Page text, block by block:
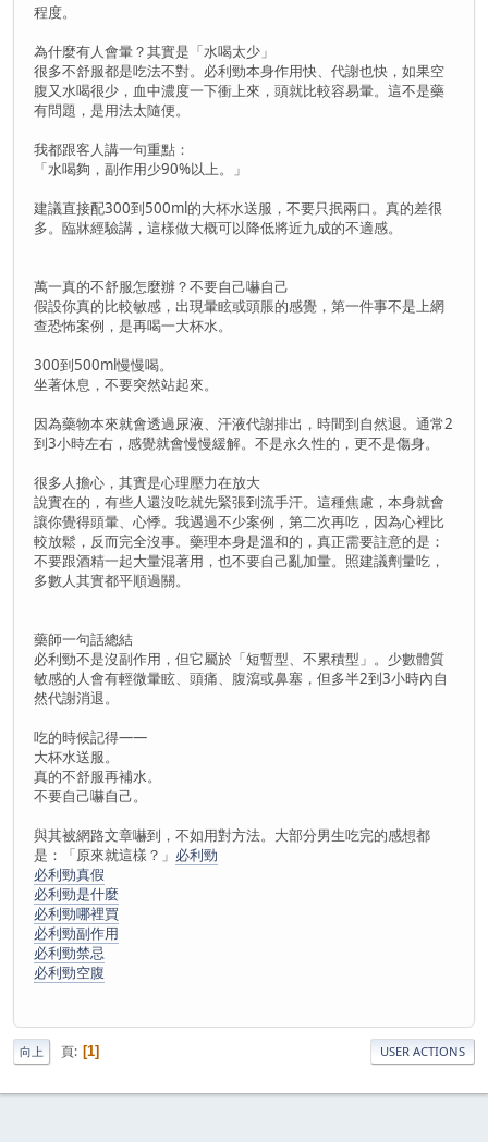
程度。
為什麼有人會暈？其實是「水喝太少」
很多不舒服都是吃法不對。必利勁本身作用快、代謝也快，如果空
腹又水喝很少，血中濃度一下衝上來，頭就比較容易暈。這不是藥
有問題，是用法太隨便。
我都跟客人講一句重點：
「水喝夠，副作用少90%以上。」
建議直接配300到500ml的大杯水送服，不要只抿兩口。真的差很
多。臨牀經驗講，這樣做大概可以降低將近九成的不適感。
萬一真的不舒服怎麼辦？不要自己嚇自己
假設你真的比較敏感，出現暈眩或頭脹的感覺，第一件事不是上網
查恐怖案例，是再喝一大杯水。
300到500ml慢慢喝。
坐著休息，不要突然站起來。
因為藥物本來就會透過尿液、汗液代謝排出，時間到自然退。通常2
到3小時左右，感覺就會慢慢緩解。不是永久性的，更不是傷身。
很多人擔心，其實是心理壓力在放大
說實在的，有些人還沒吃就先緊張到流手汗。這種焦慮，本身就會
讓你覺得頭暈、心悸。我遇過不少案例，第二次再吃，因為心裡比
較放鬆，反而完全沒事。藥理本身是溫和的，真正需要註意的是：
不要跟酒精一起大量混著用，也不要自己亂加量。照建議劑量吃，
多數人其實都平順過關。
藥師一句話總結
必利勁不是沒副作用，但它屬於「短暫型、不累積型」。少數體質
敏感的人會有輕微暈眩、頭痛、腹瀉或鼻塞，但多半2到3小時內自
然代謝消退。
吃的時候記得——
大杯水送服。
真的不舒服再補水。
不要自己嚇自己。
與其被網路文章嚇到，不如用對方法。大部分男生吃完的感想都
是：「原來就這樣？」 必利勁
必利勁真假
必利勁是什麼
必利勁哪裡買
必利勁副作用
必利勁禁忌
必利勁空腹
向上 頁 1 USER ACTIONS